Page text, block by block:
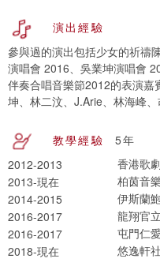
演出經驗
參與過的演出包括少女的祈禱
演唱會 2016、吳業坤演唱會
伴奏合唱音樂節2012的表演
坤、林二汶、J.Arie、林海峰、
教學經驗
5年
2012-2013
香港歌
2013-現在
柏茵音
2014-2015
伊斯蘭
2016-2017
龍翔官
2016-2017
屯門仁
2018-現在
悠逸軒